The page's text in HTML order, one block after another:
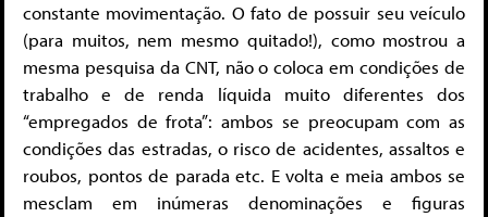
constante movimentação. O fato de possuir seu veículo
(para muitos, nem mesmo quitado!), como mostrou a
mesma pesquisa da CNT, não o coloca em condições de
trabalho e de renda líquida muito diferentes dos
“empregados de frota”: ambos se preocupam com as
condições das estradas, o risco de acidentes, assaltos e
roubos, pontos de parada etc. E volta e meia ambos se
mesclam em inúmeras denominações e figuras